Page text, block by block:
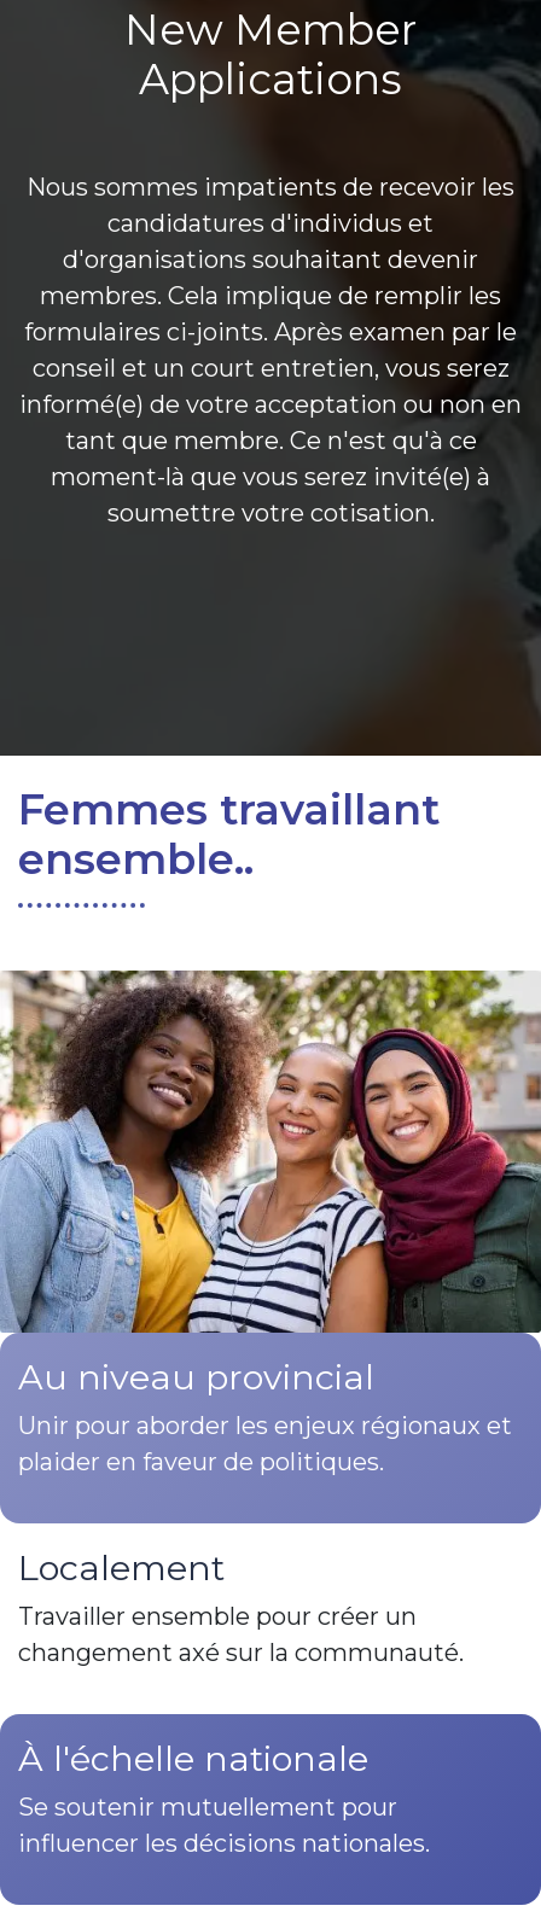
New Member
Applications
Nous sommes impatients de recevoir les
candidatures d'individus et
d'organisations souhaitant devenir
membres. Cela implique de remplir les
formulaires ci-joints. Après examen par le
conseil et un court entretien, vous serez
informé(e) de votre acceptation ou non en
tant que membre. Ce n'est qu'à ce
moment-là que vous serez invité(e) à
soumettre votre cotisation.
Femmes travaillant
ensemble..
Localement​
Travailler ensemble pour créer un
changement axé sur la communauté.
Au niveau provincial
Unir pour aborder les enjeux régionaux et
plaider en faveur de politiques.
À l'échelle nationale​
Se soutenir mutuellement pour
influencer les décisions nationales.